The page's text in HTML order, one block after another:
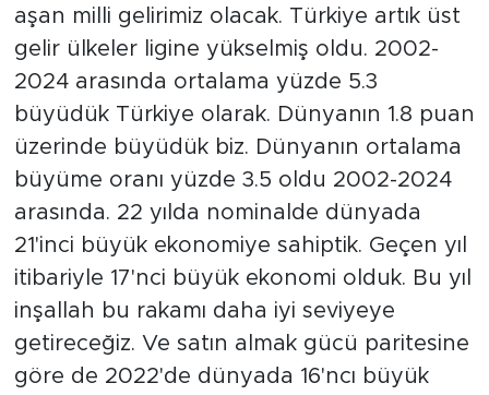
aşan milli gelirimiz olacak. Türkiye artık üst
gelir ülkeler ligine yükselmiş oldu. 2002-
2024 arasında ortalama yüzde 5.3
büyüdük Türkiye olarak. Dünyanın 1.8 puan
üzerinde büyüdük biz. Dünyanın ortalama
büyüme oranı yüzde 3.5 oldu 2002-2024
arasında. 22 yılda nominalde dünyada
21'inci büyük ekonomiye sahiptik. Geçen yıl
itibariyle 17'nci büyük ekonomi olduk. Bu yıl
inşallah bu rakamı daha iyi seviyeye
getireceğiz. Ve satın almak gücü paritesine
göre de 2022'de dünyada 16'ncı büyük